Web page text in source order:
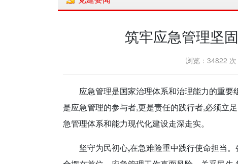
筑牢应急管理坚
浏览：34822 次
应急管理是国家治理体系和治理能力的重
是应急管理的参与者,更是责任的践行者,必须立
急管理体系和能力现代化建设走深走实。
坚守为民初心,在急难险重中践行使命担当。